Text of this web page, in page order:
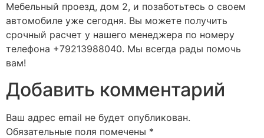
Мебельный проезд, дом 2, и позаботьтесь о своем
автомобиле уже сегодня. Вы можете получить
срочный расчет у нашего менеджера по номеру
телефона +79213988040. Мы всегда рады помочь
вам!
Добавить комментарий
Ваш адрес email не будет опубликован.
Обязательные поля помечены *